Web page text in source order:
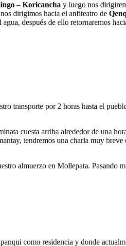
– Koricancha y luego nos
dirigimos hacia el anfiteatro de
después de ello retornaremos
transporte por 2 horas hasta el
cuesta arriba alrededor de una
tendremos una charla muy
almuerzo en Mollepata. Pasando
como residencia y donde